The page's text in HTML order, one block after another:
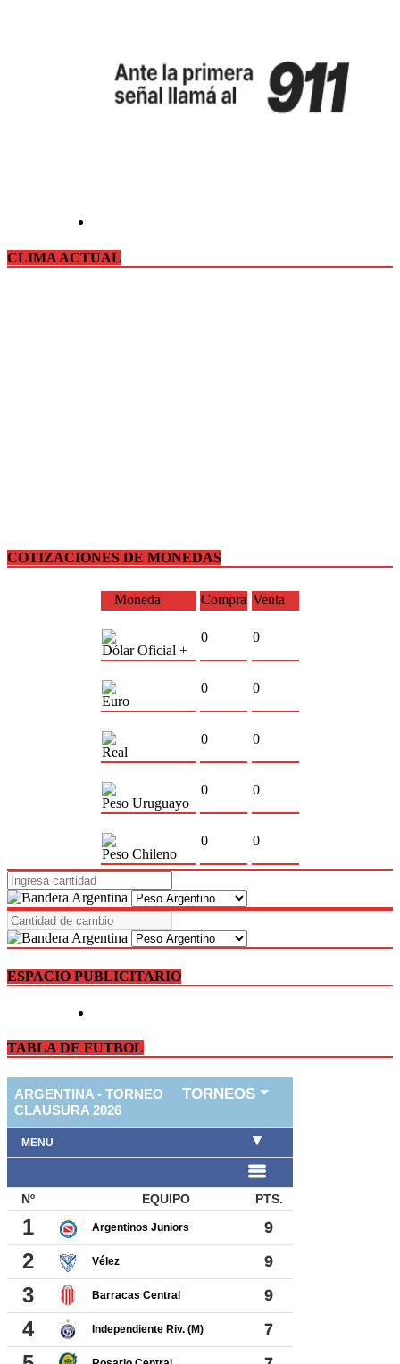
CLIMA ACTUAL
COTIZACIONES DE MONEDAS
Moneda Compra Venta
Dólar Oficial +
0 0
Euro
0 0
Real
0 0
Peso Uruguayo
0 0
Peso Chileno
0 0
ESPACIO PUBLICITARIO
TABLA DE FUTBOL